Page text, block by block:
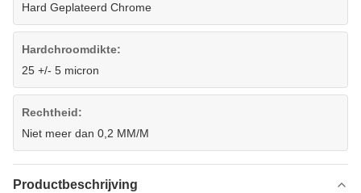
Hard Geplateerd Chrome
Hardchroomdikte:
25 +/- 5 micron
Rechtheid:
Niet meer dan 0,2 MM/M
Productbeschrijving